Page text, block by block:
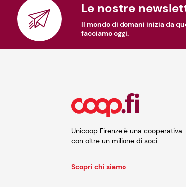
Le nostre
Il mondo di domani inizia da
facciamo oggi.
Unicoop Firenze è una cooperativa
con oltre un milione di soci.
Scopri chi siamo